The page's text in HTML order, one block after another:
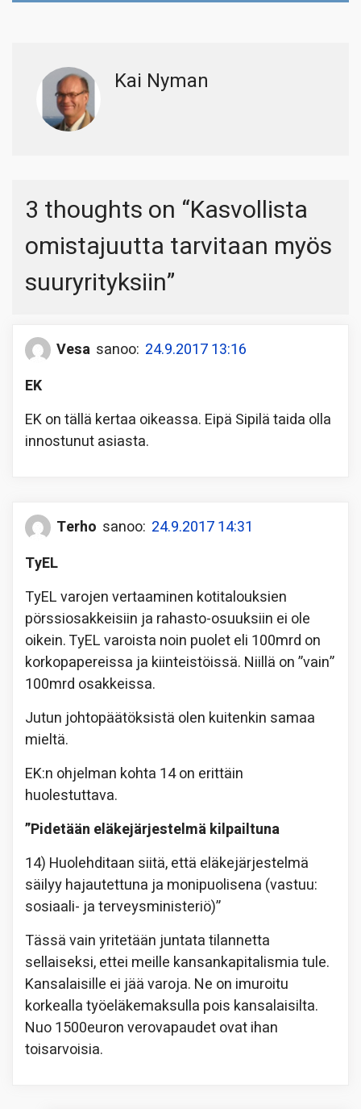
Kai Nyman
3 thoughts on “Kasvollista
omistajuutta tarvitaan myös
suuryrityksiin”
Vesa sanoo: 24.9.2017 13:16
EK
EK on tällä kertaa oikeassa. Eipä Sipilä taida olla
innostunut asiasta.
Terho sanoo: 24.9.2017 14:31
TyEL
TyEL varojen vertaaminen kotitalouksien
pörssiosakkeisiin ja rahasto-osuuksiin ei ole
oikein. TyEL varoista noin puolet eli 100mrd on
korkopapereissa ja kiinteistöissä. Niillä on ”vain”
100mrd osakkeissa.
Jutun johtopäätöksistä olen kuitenkin samaa
mieltä.
EK:n ohjelman kohta 14 on erittäin
huolestuttava.
”Pidetään eläkejärjestelmä kilpailtuna
14) Huolehditaan siitä, että eläkejärjestelmä
säilyy hajautettuna ja monipuolisena (vastuu:
sosiaali- ja terveysministeriö)”
Tässä vain yritetään juntata tilannetta
sellaiseksi, ettei meille kansankapitalismia tule.
Kansalaisille ei jää varoja. Ne on imuroitu
korkealla työeläkemaksulla pois kansalaisilta.
Nuo 1500euron verovapaudet ovat ihan
toisarvoisia.